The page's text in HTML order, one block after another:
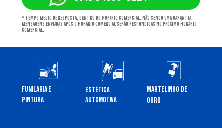
* Tempo médio de resposta, dentro do horário comercial, não sendo uma garantia.
Mensagens enviadas após o horário comercial serão respondidas no próximo horário
comercial.
FUNILARIA E
PINTURA
ESTÉTICA
AUTOMOTIVA
MARTELINHO DE
OURO